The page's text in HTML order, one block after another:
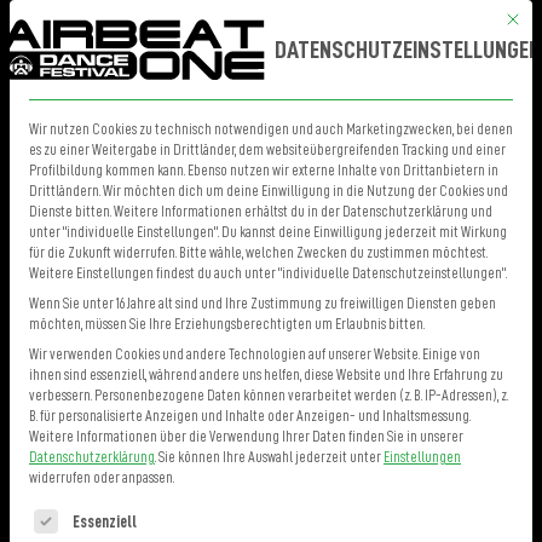
TICKETS MENÜ
AWARENESS
AIRBEAT ONE steht für ein Miteinander, in dem jeder seinen Platz finden
soll. Deshalb schaffen wir mit unserem Awareness-Angebot zusätzliche
Unterstützung für alle, die Orientierung, Hilfe oder einfach ein offenes
Ohr benötigen.
In unserer Awareness Zone in der Festivalplaza findest du einen
geschützten Raum, wenn du:
dich unwohl oder überfordert fühlst
eine belastende Situation erlebt hast
Mit
DATENSCHUTZEINSTELLUNGEN
Wir nutzen Cookies zu technisch notwendigen und auch Marketingzwecken, bei denen
es zu einer Weitergabe in Drittländer, dem websiteübergreifenden Tracking und einer
Profilbildung kommen kann. Ebenso nutzen wir externe Inhalte von Drittanbietern in
Drittländern. Wir möchten dich um deine Einwilligung in die Nutzung der Cookies und
Dienste bitten. Weitere Informationen erhältst du in der Datenschutzerklärung und
unter "individuelle Einstellungen". Du kannst deine Einwilligung jederzeit mit Wirkung
für die Zukunft widerrufen. Bitte wähle, welchen Zwecken du zustimmen möchtest.
Weitere Einstellungen findest du auch unter "individuelle Datenschutzeinstellungen".
Wenn Sie unter 16 Jahre alt sind und Ihre Zustimmung zu freiwilligen Diensten geben
möchten, müssen Sie Ihre Erziehungsberechtigten um Erlaubnis bitten.
Wir verwenden Cookies und andere Technologien auf unserer Website. Einige von
ihnen sind essenziell, während andere uns helfen, diese Website und Ihre Erfahrung zu
verbessern. Personenbezogene Daten können verarbeitet werden (z. B. IP-Adressen), z.
B. für personalisierte Anzeigen und Inhalte oder Anzeigen- und Inhaltsmessung.
Weitere Informationen über die Verwendung Ihrer Daten finden Sie in unserer
Datenschutzerklärung Sie können Ihre Auswahl jederzeit unter Einstellungen
widerrufen oder anpassen.
Es folgt eine Liste der Service-Gruppen, für die eine Einwilligung erteilt
Essenziell